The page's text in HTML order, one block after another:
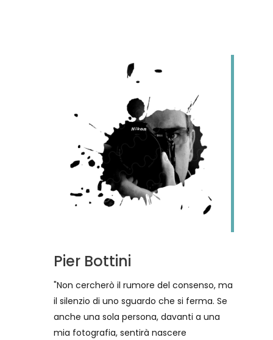
Pier Bottini
"Non cercherò il rumore del consenso, ma
il silenzio di uno sguardo che si ferma. Se
anche una sola persona, davanti a una
mia fotografia, sentirà nascere